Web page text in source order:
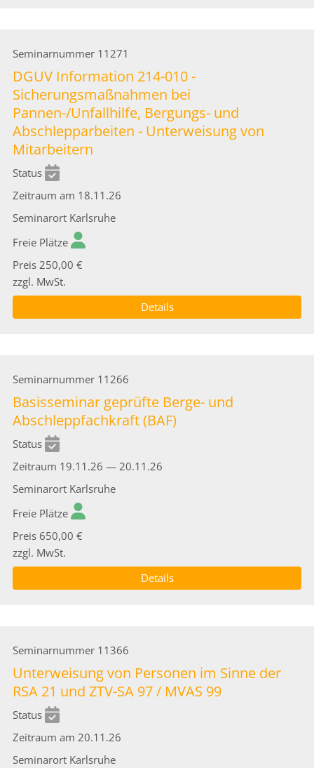
Seminarnummer 11271
DGUV Information 214-010 -
Sicherungsmaßnahmen bei
Pannen-/Unfallhilfe, Bergungs- und
Abschlepparbeiten - Unterweisung von
Mitarbeitern
Status
Zeitraum am 18.11.26
Seminarort Karlsruhe
Freie Plätze
Preis 250,00 €
zzgl. MwSt.
Details
Seminarnummer 11266
Basisseminar geprüfte Berge- und
Abschleppfachkraft (BAF)
Status
Zeitraum 19.11.26 — 20.11.26
Seminarort Karlsruhe
Freie Plätze
Preis 650,00 €
zzgl. MwSt.
Details
Seminarnummer 11366
Unterweisung von Personen im Sinne der
RSA 21 und ZTV-SA 97 / MVAS 99
Status
Zeitraum am 20.11.26
Seminarort Karlsruhe